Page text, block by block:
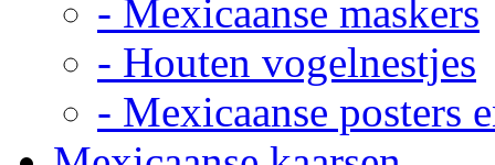
- Mexicaanse maskers
- Houten vogelnestjes
- Mexicaanse posters